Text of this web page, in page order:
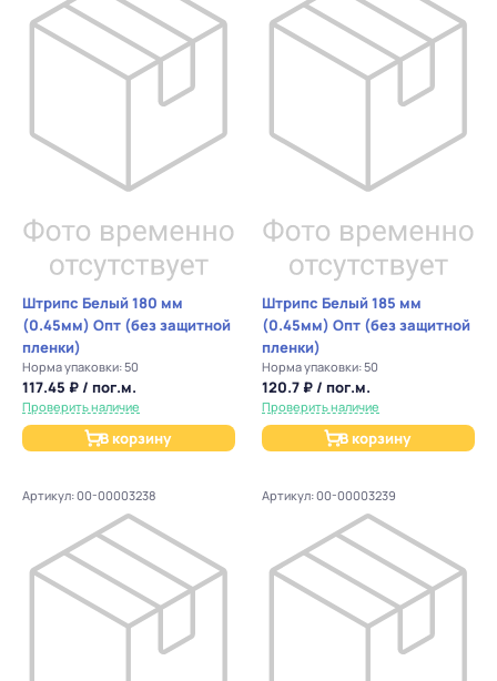
Штрипс Белый 180 мм
(0.45мм) Опт (без защитной
пленки)
Норма упаковки: 50
117.45 ₽ / пог.м.
Проверить наличие
В корзину
Штрипс Белый 185 мм
(0.45мм) Опт (без защитной
пленки)
Норма упаковки: 50
120.7 ₽ / пог.м.
Проверить наличие
В корзину
Артикул: 00-00003238 Артикул: 00-00003239